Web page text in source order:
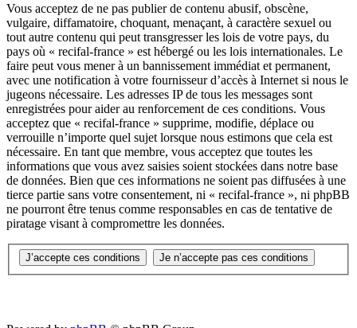
Vous acceptez de ne pas publier de contenu abusif, obscène,
vulgaire, diffamatoire, choquant, menaçant, à caractère sexuel ou
tout autre contenu qui peut transgresser les lois de votre pays, du
pays où « recifal-france » est hébergé ou les lois internationales. Le
faire peut vous mener à un bannissement immédiat et permanent,
avec une notification à votre fournisseur d’accès à Internet si nous le
jugeons nécessaire. Les adresses IP de tous les messages sont
enregistrées pour aider au renforcement de ces conditions. Vous
acceptez que « recifal-france » supprime, modifie, déplace ou
verrouille n’importe quel sujet lorsque nous estimons que cela est
nécessaire. En tant que membre, vous acceptez que toutes les
informations que vous avez saisies soient stockées dans notre base
de données. Bien que ces informations ne soient pas diffusées à une
tierce partie sans votre consentement, ni « recifal-france », ni phpBB
ne pourront être tenus comme responsables en cas de tentative de
piratage visant à compromettre les données.